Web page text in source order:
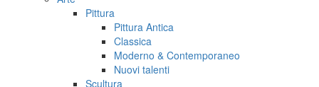
Pittura
Pittura Antica
Classica
Moderno & Contemporaneo
Nuovi talenti
Scultura